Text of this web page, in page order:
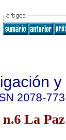
2078-
n.6 La